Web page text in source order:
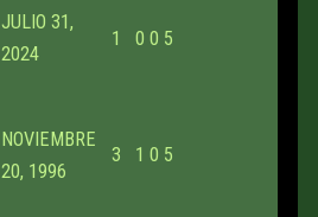
JULIO 31,
2024
1 0 0 5
NOVIEMBRE
20, 1996
3 1 0 5